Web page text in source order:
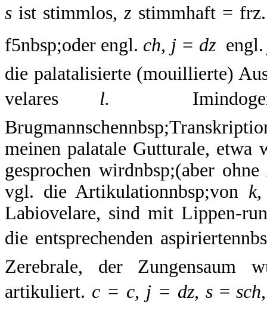
s ist stimmlos,z stimmhaft =
f5nbsp;oder engl. ch, j = dz 
die palatalisierte (mouillierte)
velares l. 
meinen palatale Gutturale, etwa
gesprochen wirdnbsp;(aber
vgl. die Artikulationnbsp;von
Labiovelare, sind mit Lippen-
die entsprechenden
Zerebrale, der Zungensaum
artikuliert. c = c, j = dz, s=